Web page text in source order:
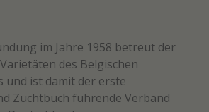
im Jahre 1958 betreut der
des Belgischen
und ist damit der erste
Zuchtbuch führende Verband